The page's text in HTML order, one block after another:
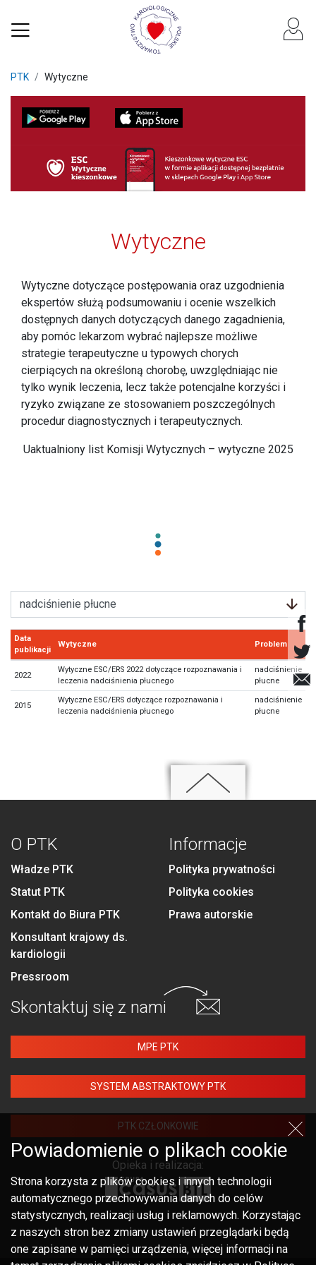
PTK Wytyczne
Wytyczne
Wytyczne dotyczące postępowania oraz uzgodnienia
ekspertów służą podsumowaniu i ocenie wszelkich
dostępnych danych dotyczących danego zagadnienia,
aby pomóc lekarzom wybrać najlepsze możliwe
strategie terapeutyczne u typowych chorych
cierpiących na określoną chorobę, uwzględniając nie
tylko wynik leczenia, lecz także potencjalne korzyści i
ryzyko związane ze stosowaniem poszczególnych
procedur diagnostycznych i terapeutycznych.
Uaktualniony list Komisji Wytycznych – wytyczne 2025
Data
publikacji
Wytyczne Problem
2022
Wytyczne ESC/ERS 2022 dotyczące rozpoznawania i
leczenia nadciśnienia płucnego
nadciśnienie
płucne
2015
Wytyczne ESC/ERS dotyczące rozpoznawania i
leczenia nadciśnienia płucnego
nadciśnienie
płucne
O PTK
Władze PTK
Statut PTK
Kontakt do Biura PTK
Konsultant krajowy ds.
kardiologii
Pressroom
Informacje
Polityka prywatności
Polityka cookies
Prawa autorskie
Skontaktuj się z nami
MPE PTK
SYSTEM ABSTRAKTOWY PTK
PTK CZŁONKOWIE
Opieka i realizacja:
Powiadomienie o plikach cookie
Strona korzysta z plików cookies i innych technologii
automatycznego przechowywania danych do celów
statystycznych, realizacji usług i reklamowych. Korzystając
z naszych stron bez zmiany ustawień przeglądarki będą
one zapisane w pamięci urządzenia, więcej informacji na